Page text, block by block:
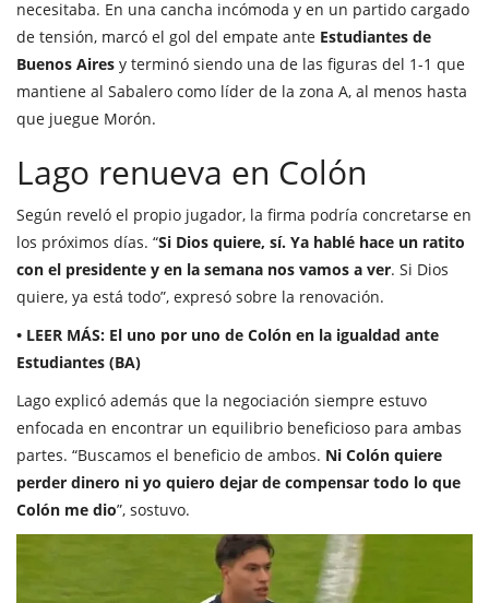
necesitaba. En una cancha incómoda y en un partido cargado
de tensión, marcó el gol del empate ante Estudiantes de
Buenos Aires y terminó siendo una de las figuras del 1-1 que
mantiene al Sabalero como líder de la zona A, al menos hasta
que juegue Morón.
Lago renueva en Colón
Según reveló el propio jugador, la firma podría concretarse en
los próximos días. “Si Dios quiere, sí. Ya hablé hace un ratito
con el presidente y en la semana nos vamos a ver. Si Dios
quiere, ya está todo”, expresó sobre la renovación.
• LEER MÁS: El uno por uno de Colón en la igualdad ante
Estudiantes (BA)
Lago explicó además que la negociación siempre estuvo
enfocada en encontrar un equilibrio beneficioso para ambas
partes. “Buscamos el beneficio de ambos. Ni Colón quiere
perder dinero ni yo quiero dejar de compensar todo lo que
Colón me dio”, sostuvo.